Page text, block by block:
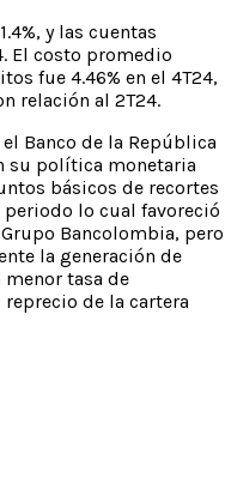
y las cuentas
El costo promedio
fue 4.46% en el 4T24,
relación al 2T24.
Banco de la República
su política monetaria
básicos de recortes
lo cual favoreció
Bancolombia, pero
la generación de
tasa de
de la cartera